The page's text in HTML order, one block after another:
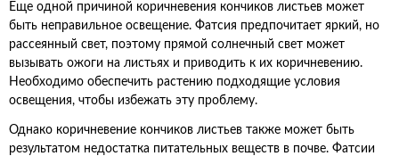
Еще одной причиной коричневения кончиков листьев может
быть неправильное освещение. Фатсия предпочитает яркий, но
рассеянный свет, поэтому прямой солнечный свет может
вызывать ожоги на листьях и приводить к их коричневению.
Необходимо обеспечить растению подходящие условия
освещения, чтобы избежать эту проблему.
Однако коричневение кончиков листьев также может быть
результатом недостатка питательных веществ в почве. Фатсии